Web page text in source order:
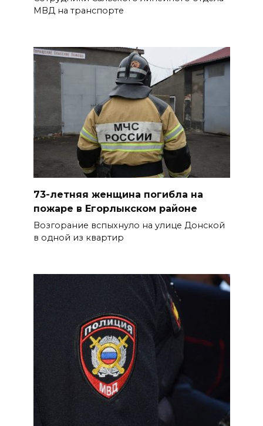
избирательного процесса в
период ЕДГ-2026
07 августа 2026 17:14
В Ростове доходный дом
Емельяновых на Большой
Садовой, 94, обследуют
специалисты
Бетон и влага: эксперт ЮФУ
объяснил, почему
ростовчанам тяжело
БОЛЬШЕ НОВОСТЕЙ
МВД на транспорте
73-летняя женщина погибла на
пожаре в Егорлыкском районе
Возгорание вспыхнуло на улице Донской
в одной из квартир